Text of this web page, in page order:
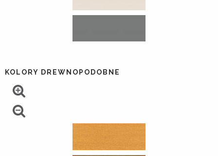
KOLORY DREWNOPODOBNE